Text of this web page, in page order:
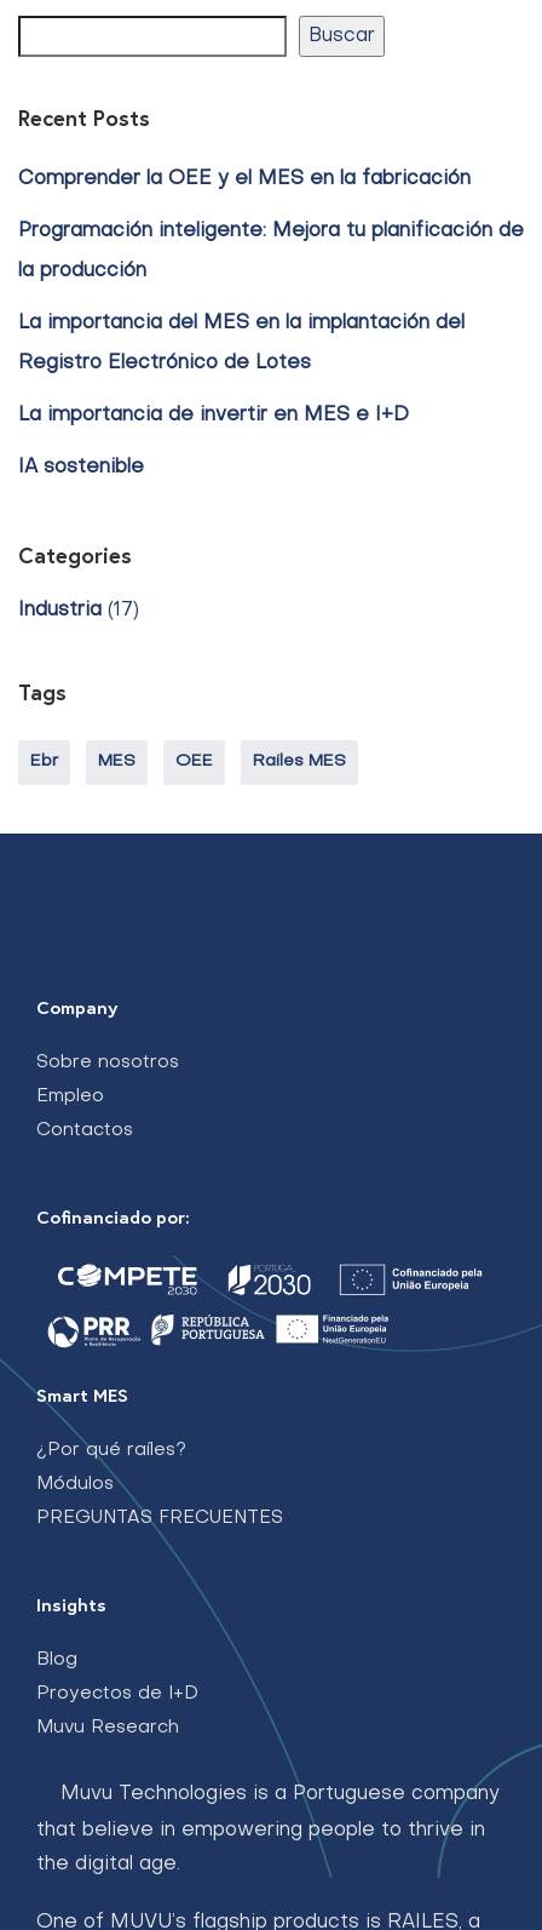
Buscar
Recent Posts
Comprender la OEE y el MES en la fabricación
Programación inteligente: Mejora tu planificación de
la producción
La importancia del MES en la implantación del
Registro Electrónico de Lotes
La importancia de invertir en MES e I+D
IA sostenible
Categories
Industria (17)
Tags
Ebr MES OEE Railes MES
Company
Sobre nosotros
Empleo
Contactos
Cofinanciado por:
Smart MES
¿Por qué raíles?
Módulos
PREGUNTAS FRECUENTES
Insights
Blog
Proyectos de I+D
Muvu Research
Muvu Technologies is a Portuguese company
that believe in empowering people to thrive in
the digital age.
One of MUVU’s flagship products is RAILES, a